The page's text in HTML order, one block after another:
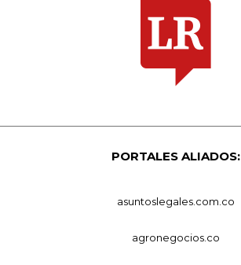
PORTALES ALIADOS:
asuntoslegales.com.co
agronegocios.co